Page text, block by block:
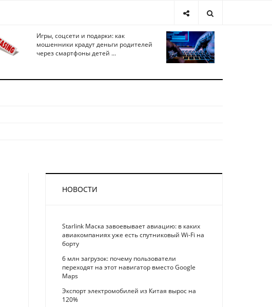
Игры, соцсети и подарки: как
мошенники крадут деньги родителей
через смартфоны детей ...
НОВОСТИ
Starlink Маска завоевывает авиацию: в каких
авиакомпаниях уже есть спутниковый Wi-Fi на
борту
6 млн загрузок: почему пользователи
переходят на этот навигатор вместо Google
Maps
Экспорт электромобилей из Китая вырос на
120%